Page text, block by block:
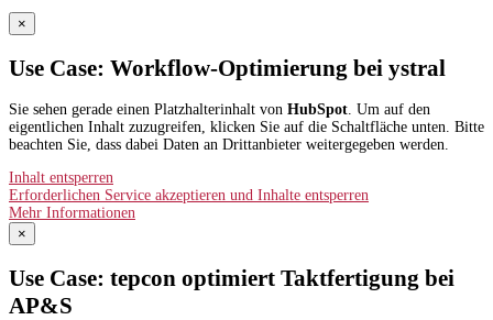
×
Use Case: Workflow-Optimierung bei ystral
Sie sehen gerade einen Platzhalterinhalt von HubSpot. Um auf den
eigentlichen Inhalt zuzugreifen, klicken Sie auf die Schaltfläche unten. Bitte
beachten Sie, dass dabei Daten an Drittanbieter weitergegeben werden.
Inhalt entsperren
Erforderlichen Service akzeptieren und Inhalte entsperren
Mehr Informationen
×
Use Case: tepcon optimiert Taktfertigung bei
AP&S​